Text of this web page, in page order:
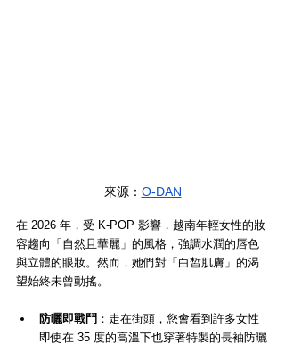
來源： O-DAN
在 2026 年，受 K-POP 影響，越南年輕女性的妝
容趨向「自然且華麗」的風格，強調水潤的唇色
與立體的眼妝。然而，她們對「白皙肌膚」的渴
望始終未曾動搖。
防曬即戰鬥 ：走在街頭，您會看到許多女性
即使在 35 度的高溫下也穿著特製的長袖防曬